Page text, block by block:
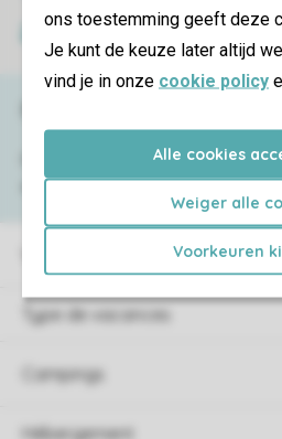
ons toestemming geeft deze
Je kunt de keuze later altijd
vind je in onze cookie policy
Alle cookies
Weiger alle
Voorkeuren
Paiement sécurisé
Villages de vacances
Type de vacances
Campings
Hébergement
Consultez la foire auxquestions ou
contactez notreContact Center.